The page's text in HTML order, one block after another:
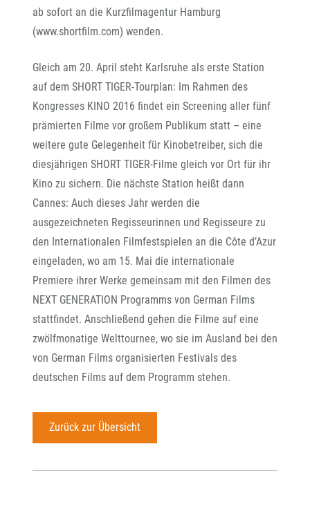
ab sofort an die Kurzfilmagentur Hamburg
(www.shortfilm.com) wenden.
Gleich am 20. April steht Karlsruhe als erste Station
auf dem SHORT TIGER-Tourplan: Im Rahmen des
Kongresses KINO 2016 findet ein Screening aller fünf
prämierten Filme vor großem Publikum statt – eine
weitere gute Gelegenheit für Kinobetreiber, sich die
diesjährigen SHORT TIGER-Filme gleich vor Ort für ihr
Kino zu sichern. Die nächste Station heißt dann
Cannes: Auch dieses Jahr werden die
ausgezeichneten Regisseurinnen und Regisseure zu
den Internationalen Filmfestspielen an die Côte d’Azur
eingeladen, wo am 15. Mai die internationale
Premiere ihrer Werke gemeinsam mit den Filmen des
NEXT GENERATION Programms von German Films
stattfindet. Anschließend gehen die Filme auf eine
zwölfmonatige Welttournee, wo sie im Ausland bei den
von German Films organisierten Festivals des
deutschen Films auf dem Programm stehen.
Zurück zur Übersicht